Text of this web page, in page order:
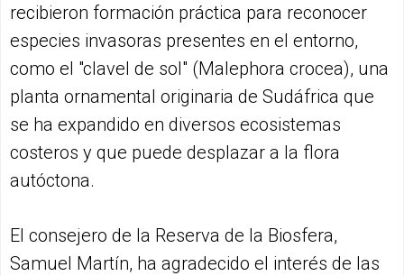
recibieron formación práctica para reconocer
especies invasoras presentes en el entorno,
como el "clavel de sol" (Malephora crocea), una
planta ornamental originaria de Sudáfrica que
se ha expandido en diversos ecosistemas
costeros y que puede desplazar a la flora
autóctona.
El consejero de la Reserva de la Biosfera,
Samuel Martín, ha agradecido el interés de las